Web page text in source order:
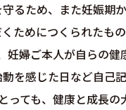
るため、また妊娠期
ためにつくられたもの
妊婦ご本人が自らの
を感じた日など自己
ても、健康と成長の